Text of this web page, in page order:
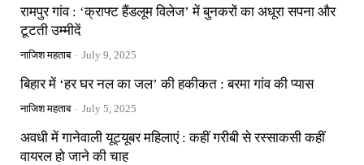
रामपुर गांव : ‘क्राफ्ट हैंडलूम विलेज’ में बुनकरों का अधूरा सपना और
टूटती उम्मीदें
नाजिश महताब - July 9, 2025
बिहार में ‘हर घर नल का जल’ की हकीकत : बरमा गांव की प्यास
नाजिश महताब - July 5, 2025
अवधी में गानेवाली यूट्यूबर महिलाएं : कहीं गरीबी से रस्साकसी कहीं
वायरल हो जाने की चाह